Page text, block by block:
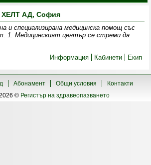
АД, София
и специализирана медицинска помощ със
1. Медицинският център се стреми да
Информация
Кабинети Екип
Абонамент Общи условия
Контакти
© Регистър на здравеопазването